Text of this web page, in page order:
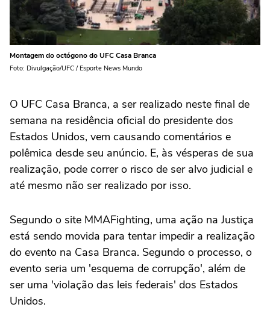
Montagem do octógono do UFC Casa Branca
Foto: Divulgação/UFC / Esporte News Mundo
O UFC Casa Branca, a ser realizado neste final de
semana na residência oficial do presidente dos
Estados Unidos, vem causando comentários e
polêmica desde seu anúncio. E, às vésperas de sua
realização, pode correr o risco de ser alvo judicial e
até mesmo não ser realizado por isso.
Segundo o site MMAFighting, uma ação na Justiça
está sendo movida para tentar impedir a realização
do evento na Casa Branca. Segundo o processo, o
evento seria um 'esquema de corrupção', além de
ser uma 'violação das leis federais' dos Estados
Unidos.